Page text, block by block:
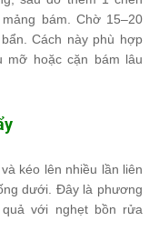
bám. Chờ 15–20
Cách này phù hợp
mỡ hoặc cặn bám lâu
kéo lên nhiều lần liên
dưới. Đây là phương
với nghẹt bồn rửa